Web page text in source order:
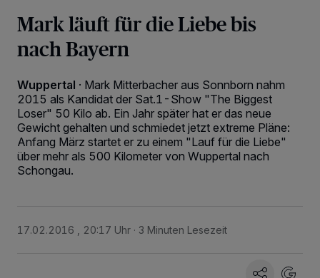
Mark läuft für die Liebe bis
nach Bayern
Wuppertal · Mark Mitterbacher aus Sonnborn nahm
2015 als Kandidat der Sat.1-Show "The Biggest
Loser" 50 Kilo ab. Ein Jahr später hat er das neue
Gewicht gehalten und schmiedet jetzt extreme Pläne:
Anfang März startet er zu einem "Lauf für die Liebe"
über mehr als 500 Kilometer von Wuppertal nach
Schongau.
17.02.2016 , 20:17 Uhr 3 Minuten Lesezeit